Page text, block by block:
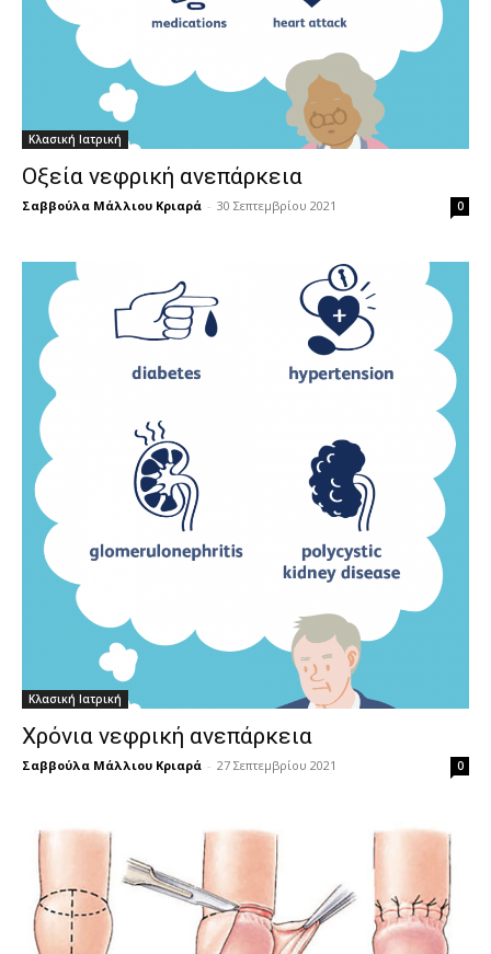
Κλασική Ιατρική
Οξεία νεφρική ανεπάρκεια
Σαββούλα Μάλλιου Κριαρά - 30 Σεπτεμβρίου 2021 0
Κλασική Ιατρική
Χρόνια νεφρική ανεπάρκεια
Σαββούλα Μάλλιου Κριαρά - 27 Σεπτεμβρίου 2021 0